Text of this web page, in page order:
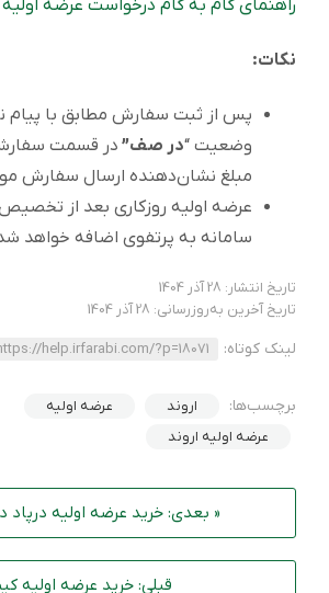
راهنمای گام به گام درخواست عرضه اولیه
نکات:
پس از ثبت سفارش مطابق با پیام
وضعیت “در صف” در قسمت
مبلغ نشان‌دهنده ارسال سفارش
عرضه اولیه روزکاری بعد از
سامانه به پرتفوی اضافه خواهد
تاریخ انتشار: 28 آذر 1404
تاریخ آخرین به‌روزرسانی: 28 آذر 1404
لینک کوتاه: help.irfarabi.com/?p=18071
برچسب‌ها: اروند
عرضه اولیه
عرضه اولیه اروند
« بعدی: خرید عرضه اولیه درپاد
قبلی: خرید عرضه اولیه